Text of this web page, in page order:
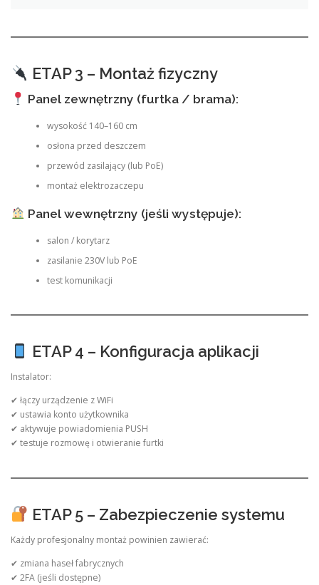
ETAP 3 – Montaż fizyczny
Panel zewnętrzny (furtka / brama):
wysokość 140–160 cm
osłona przed deszczem
przewód zasilający (lub PoE)
montaż elektrozaczepu
Panel wewnętrzny (jeśli występuje):
salon / korytarz
zasilanie 230V lub PoE
test komunikacji
ETAP 4 – Konfiguracja aplikacji
Instalator:
✔ łączy urządzenie z WiFi
✔ ustawia konto użytkownika
✔ aktywuje powiadomienia PUSH
✔ testuje rozmowę i otwieranie furtki
ETAP 5 – Zabezpieczenie systemu
Każdy profesjonalny montaż powinien zawierać:
✔ zmiana haseł fabrycznych
✔ 2FA (jeśli dostępne)